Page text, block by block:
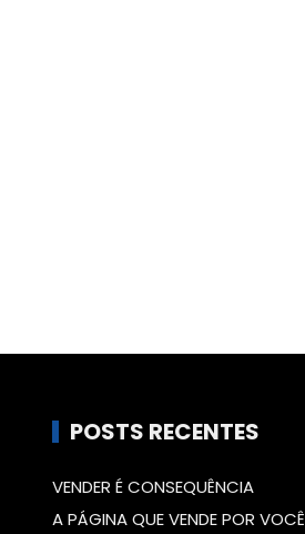
POSTS RECENTES
VENDER É CONSEQUÊNCIA
A PÁGINA QUE VENDE POR VOCÊ